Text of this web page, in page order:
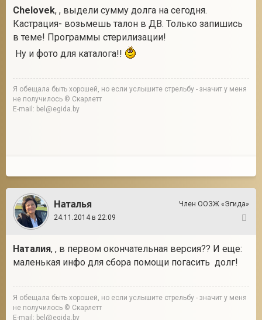
Chelovek, , выдели сумму долга на сегодня.
Кастрация- возьмешь талон в ДВ. Только запишись
в теме! Программы стерилизации!
Ну и фото для каталога!!
Я обещала быть хорошей, но если услышите стрельбу - значит у меня
не получилось © Скарлетт
E-mail: bel@egida.by
Наталья
Член ООЗЖ «Эгида»
24.11.2014 в 22:09
Наталия, , в первом окончательная версия?? И еще:
маленькая инфо для сбора помощи погасить долг!
Я обещала быть хорошей, но если услышите стрельбу - значит у меня
не получилось © Скарлетт
E-mail: bel@egida.by